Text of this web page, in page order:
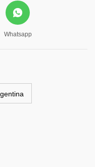
Whatsapp